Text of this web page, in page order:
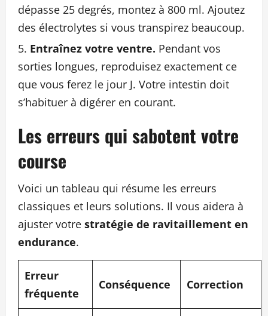
dépasse 25 degrés, montez à 800 ml. Ajoutez
des électrolytes si vous transpirez beaucoup.
Entraînez votre ventre. Pendant vos
sorties longues, reproduisez exactement ce
que vous ferez le jour J. Votre intestin doit
s’habituer à digérer en courant.
Les erreurs qui sabotent votre
course
Voici un tableau qui résume les erreurs
classiques et leurs solutions. Il vous aidera à
ajuster votre stratégie de ravitaillement en
endurance.
Erreur
fréquente
Conséquence Correction